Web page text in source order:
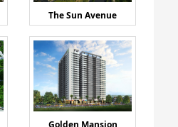
The Sun Avenue
Golden Mansion